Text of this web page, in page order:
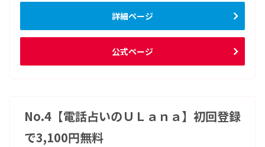
詳細ページ
公式ページ
No.4【電話占いのＵＬａｎａ】初回登録
で3,100円無料